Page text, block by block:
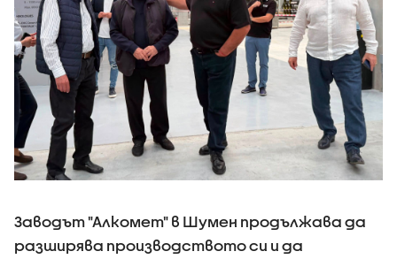
Заводът "Алкомет" в Шумен продължава да
разширява производството си и да